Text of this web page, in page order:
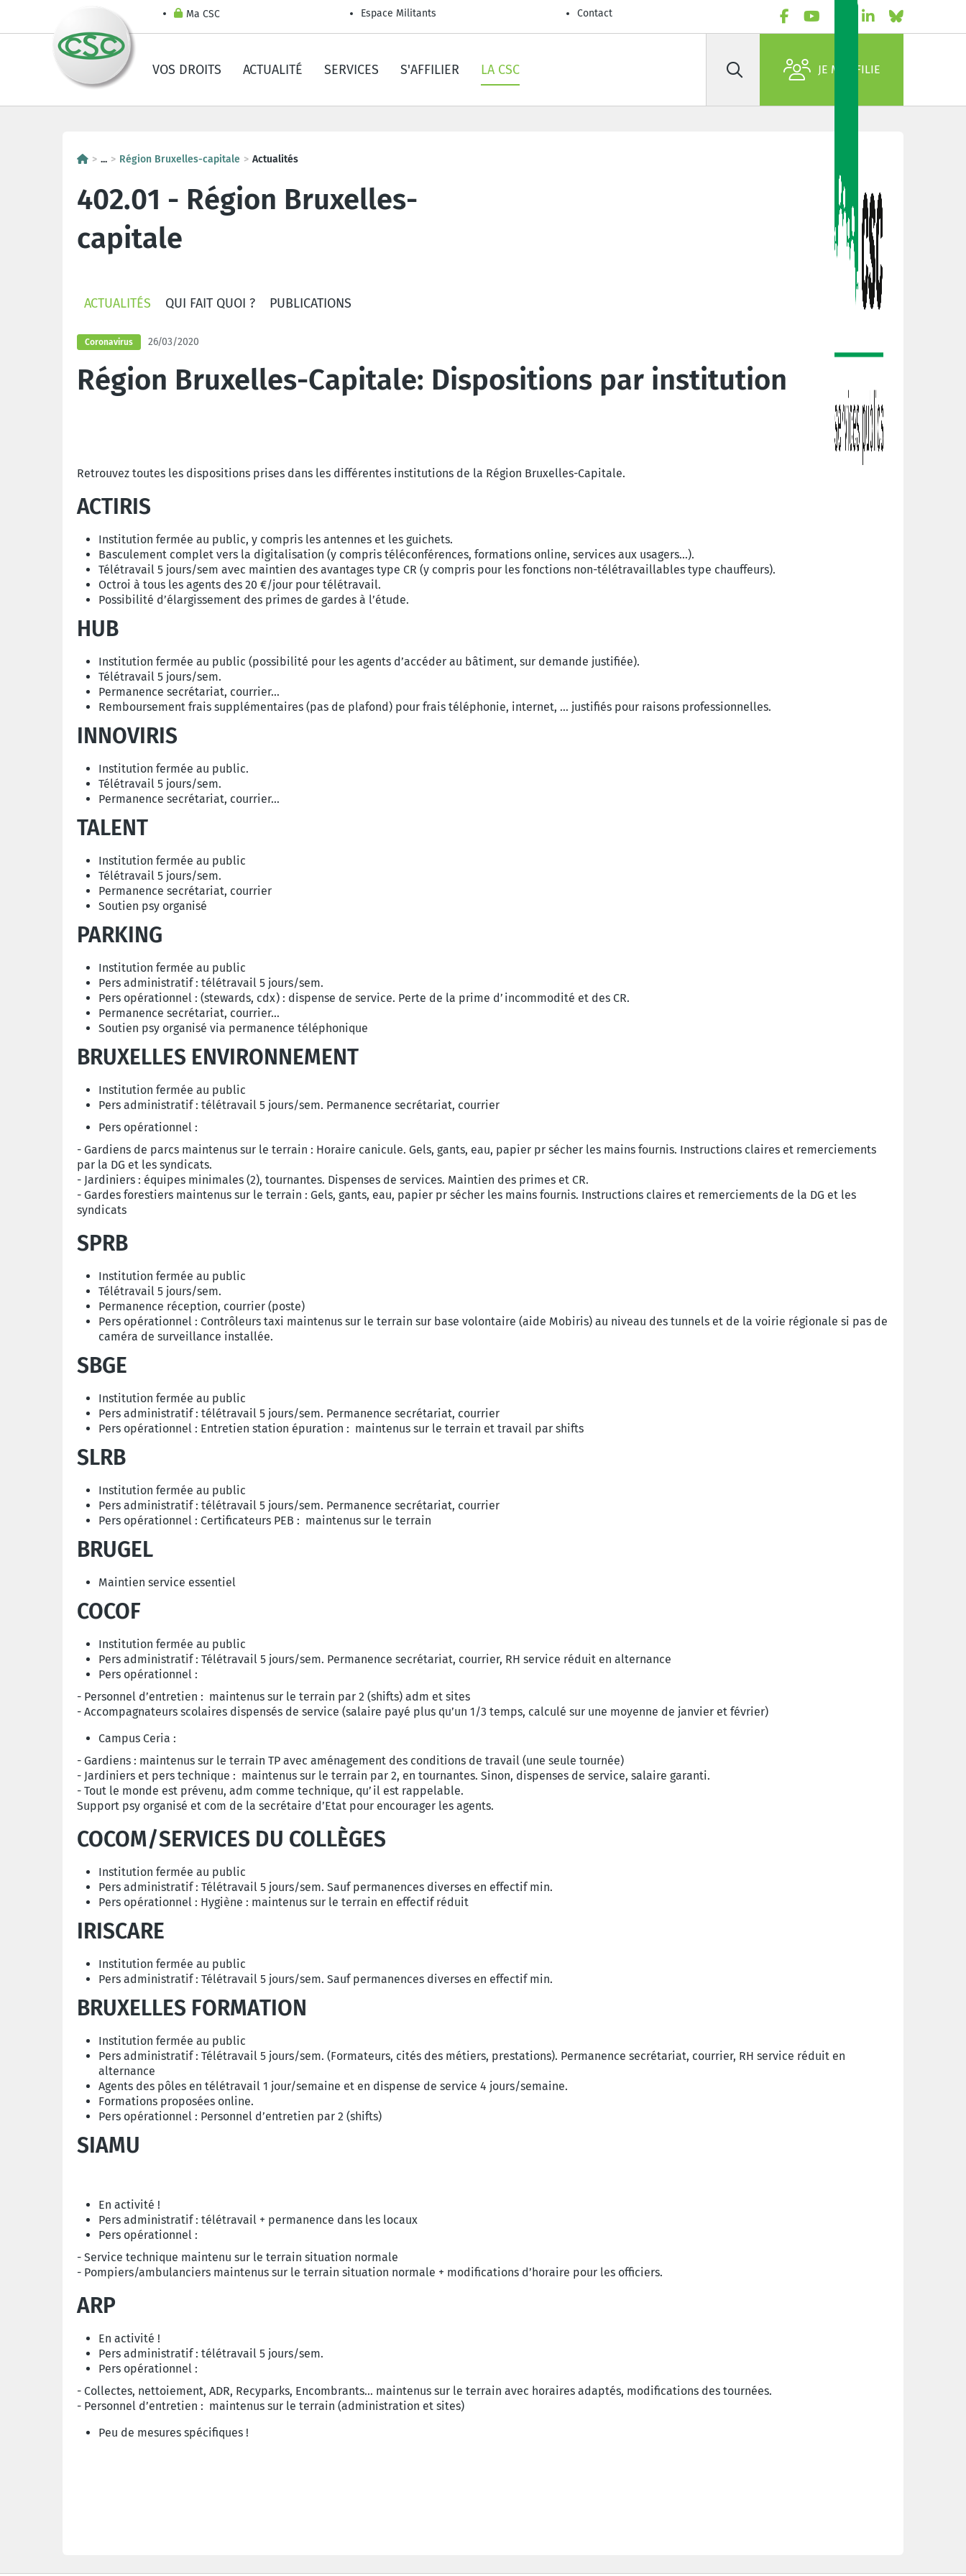
Ma CSC Espace Militants Contact
VOS DROITS ACTUALITÉ SERVICES S'AFFILIER LA CSC Rechercher JE M'AFFILIE
... Région Bruxelles-capitale Actualités
402.01 - Région Bruxelles-
capitale
ACTUALITÉS QUI FAIT QUOI ? PUBLICATIONS
Coronavirus 26/03/2020
Région Bruxelles-Capitale: Dispositions par institution
Retrouvez toutes les dispositions prises dans les différentes institutions de la Région Bruxelles-Capitale.
ACTIRIS
Institution fermée au public, y compris les antennes et les guichets.
Basculement complet vers la digitalisation (y compris téléconférences, formations online, services aux usagers…).
Télétravail 5 jours/sem avec maintien des avantages type CR (y compris pour les fonctions non-télétravaillables type chauffeurs).
Octroi à tous les agents des 20 €/jour pour télétravail.
Possibilité d’élargissement des primes de gardes à l’étude.
HUB
Institution fermée au public (possibilité pour les agents d’accéder au bâtiment, sur demande justifiée).
Télétravail 5 jours/sem.
Permanence secrétariat, courrier…
Remboursement frais supplémentaires (pas de plafond) pour frais téléphonie, internet, … justifiés pour raisons professionnelles.
INNOVIRIS
Institution fermée au public.
Télétravail 5 jours/sem.
Permanence secrétariat, courrier…
TALENT
Institution fermée au public
Télétravail 5 jours/sem.
Permanence secrétariat, courrier
Soutien psy organisé
PARKING
Institution fermée au public
Pers administratif : télétravail 5 jours/sem.
Pers opérationnel : (stewards, cdx) : dispense de service. Perte de la prime d’incommodité et des CR.
Permanence secrétariat, courrier…
Soutien psy organisé via permanence téléphonique
BRUXELLES ENVIRONNEMENT
Institution fermée au public
Pers administratif : télétravail 5 jours/sem. Permanence secrétariat, courrier
Pers opérationnel :
- Gardiens de parcs maintenus sur le terrain : Horaire canicule. Gels, gants, eau, papier pr sécher les mains fournis. Instructions claires et remerciements
par la DG et les syndicats.
- Jardiniers : équipes minimales (2), tournantes. Dispenses de services. Maintien des primes et CR.
- Gardes forestiers maintenus sur le terrain : Gels, gants, eau, papier pr sécher les mains fournis. Instructions claires et remerciements de la DG et les
syndicats
SPRB
Institution fermée au public
Télétravail 5 jours/sem.
Permanence réception, courrier (poste)
Pers opérationnel : Contrôleurs taxi maintenus sur le terrain sur base volontaire (aide Mobiris) au niveau des tunnels et de la voirie régionale si pas de
caméra de surveillance installée.
SBGE
Institution fermée au public
Pers administratif : télétravail 5 jours/sem. Permanence secrétariat, courrier
Pers opérationnel : Entretien station épuration : maintenus sur le terrain et travail par shifts
SLRB
Institution fermée au public
Pers administratif : télétravail 5 jours/sem. Permanence secrétariat, courrier
Pers opérationnel : Certificateurs PEB : maintenus sur le terrain
BRUGEL
Maintien service essentiel
COCOF
Institution fermée au public
Pers administratif : Télétravail 5 jours/sem. Permanence secrétariat, courrier, RH service réduit en alternance
Pers opérationnel :
- Personnel d’entretien : maintenus sur le terrain par 2 (shifts) adm et sites
- Accompagnateurs scolaires dispensés de service (salaire payé plus qu’un 1/3 temps, calculé sur une moyenne de janvier et février)
Campus Ceria :
- Gardiens : maintenus sur le terrain TP avec aménagement des conditions de travail (une seule tournée)
- Jardiniers et pers technique : maintenus sur le terrain par 2, en tournantes. Sinon, dispenses de service, salaire garanti.
- Tout le monde est prévenu, adm comme technique, qu’il est rappelable.
Support psy organisé et com de la secrétaire d’Etat pour encourager les agents.
COCOM/SERVICES DU COLLÈGES
Institution fermée au public
Pers administratif : Télétravail 5 jours/sem. Sauf permanences diverses en effectif min.
Pers opérationnel : Hygiène : maintenus sur le terrain en effectif réduit
IRISCARE
Institution fermée au public
Pers administratif : Télétravail 5 jours/sem. Sauf permanences diverses en effectif min.
BRUXELLES FORMATION
Institution fermée au public
Pers administratif : Télétravail 5 jours/sem. (Formateurs, cités des métiers, prestations). Permanence secrétariat, courrier, RH service réduit en
alternance
Agents des pôles en télétravail 1 jour/semaine et en dispense de service 4 jours/semaine.
Formations proposées online.
Pers opérationnel : Personnel d’entretien par 2 (shifts)
SIAMU
En activité !
Pers administratif : télétravail + permanence dans les locaux
Pers opérationnel :
- Service technique maintenu sur le terrain situation normale
- Pompiers/ambulanciers maintenus sur le terrain situation normale + modifications d’horaire pour les officiers.
ARP
En activité !
Pers administratif : télétravail 5 jours/sem.
Pers opérationnel :
- Collectes, nettoiement, ADR, Recyparks, Encombrants… maintenus sur le terrain avec horaires adaptés, modifications des tournées.
- Personnel d’entretien : maintenus sur le terrain (administration et sites)
Peu de mesures spécifiques !